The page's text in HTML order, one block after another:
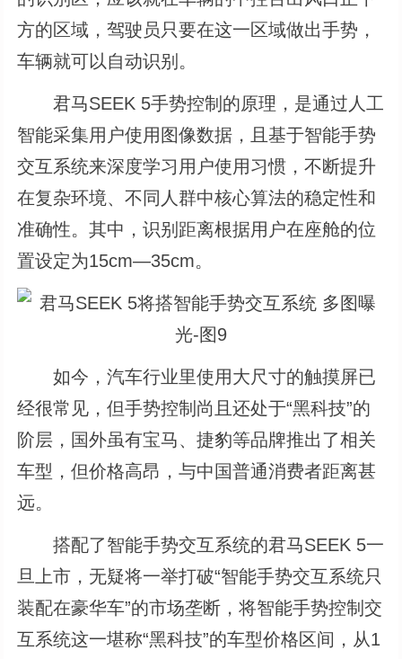
方的区域，驾驶员只要在这一区域做出手势，
车辆就可以自动识别。
君马SEEK 5手势控制的原理，是通过人工
智能采集用户使用图像数据，且基于智能手势
交互系统来深度学习用户使用习惯，不断提升
在复杂环境、不同人群中核心算法的稳定性和
准确性。其中，识别距离根据用户在座舱的位
置设定为15cm―35cm。
如今，汽车行业里使用大尺寸的触摸屏已
经很常见，但手势控制尚且还处于“黑科技”的
阶层，国外虽有宝马、捷豹等品牌推出了相关
车型，但价格高昂，与中国普通消费者距离甚
远。
搭配了智能手势交互系统的君马SEEK 5一
旦上市，无疑将一举打破“智能手势交互系统只
装配在豪华车”的市场垄断，将智能手势控制交
互系统这一堪称“黑科技”的车型价格区间，从1